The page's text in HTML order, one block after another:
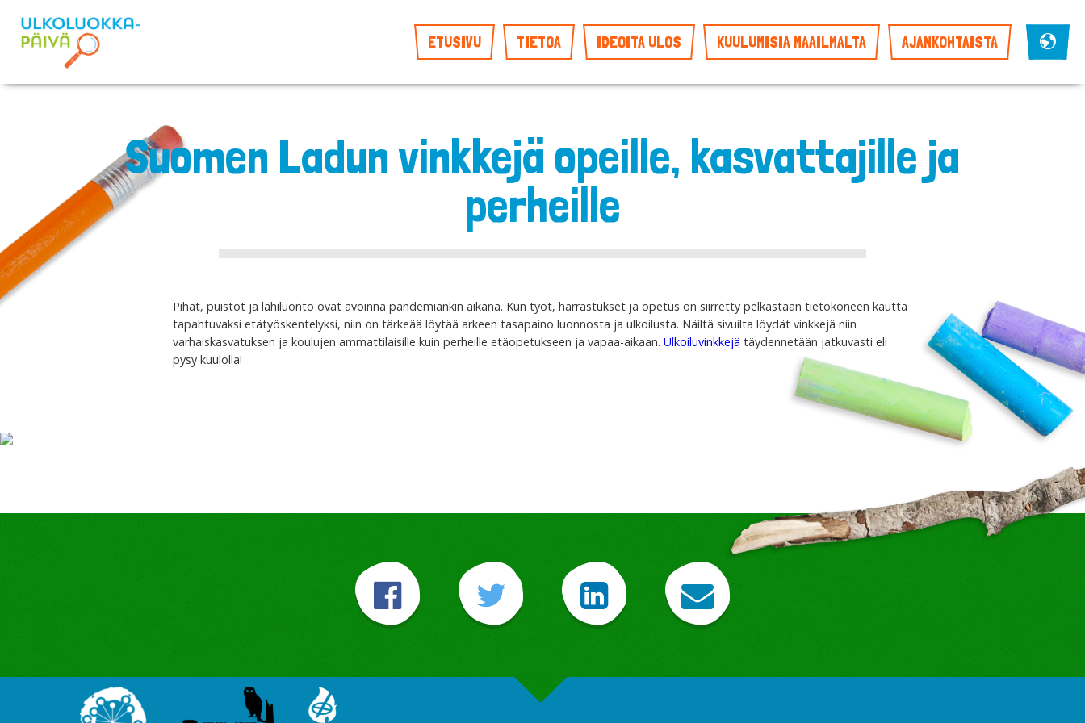
ETUSIVU TIETOA IDEOITA ULOS KUULUMISIA MAAILMALTA AJANKOHTAISTA
Suomen Ladun vinkkejä opeille, kasvattajille ja
perheille
Pihat, puistot ja lähiluonto ovat avoinna pandemiankin aikana. Kun työt, harrastukset ja opetus on siirretty pelkästään tietokoneen kautta
tapahtuvaksi etätyöskentelyksi, niin on tärkeää löytää arkeen tasapaino luonnosta ja ulkoilusta. Näiltä sivuilta löydät vinkkejä niin
varhaiskasvatuksen ja koulujen ammattilaisille kuin perheille etäopetukseen ja vapaa-aikaan. Ulkoiluvinkkejä täydennetään jatkuvasti eli
pysy kuulolla!